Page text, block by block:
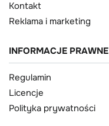
Kontakt
Reklama i marketing
INFORMACJE PRAWNE
Regulamin
Licencje
Polityka prywatności